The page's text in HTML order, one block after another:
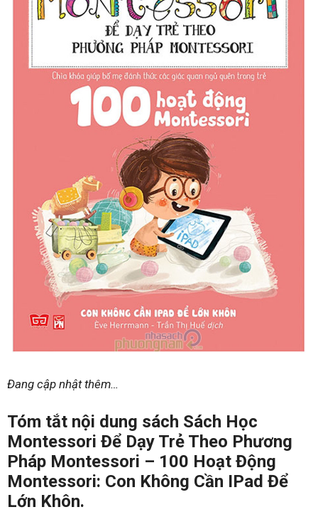
Đang cập nhật thêm…
Tóm tắt nội dung sách Sách Học
Montessori Để Dạy Trẻ Theo Phương
Pháp Montessori – 100 Hoạt Động
Montessori: Con Không Cần IPad Để
Lớn Khôn.